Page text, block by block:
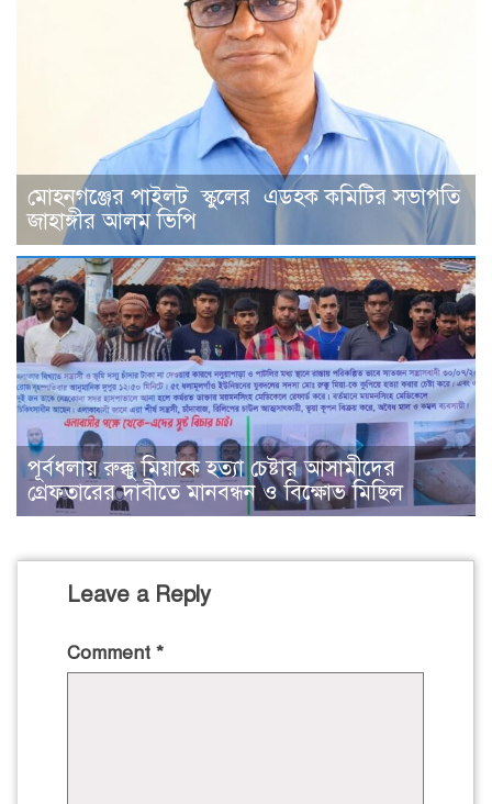
মোহনগঞ্জের পাইলট স্কুলের এডহক কমিটির সভাপতি
জাহাঙ্গীর আলম ভিপি
পূর্বধলায় রুক্কু মিয়াকে হত্যা চেষ্টার আসামীদের
গ্রেফতারের দাবীতে মানবন্ধন ও বিক্ষোভ মিছিল
Leave a Reply
Comment *